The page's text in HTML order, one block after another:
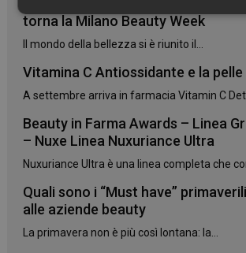
torna la Milano Beauty Week
Il mondo della bellezza si è riunito il...
Vitamina C Antiossidante e la
A settembre arriva in farmacia Vitamin C
Beauty in Farma Awards – Linea
– Nuxe Linea Nuxuriance Ultra
Nuxuriance Ultra è una linea completa che
Quali sono i “Must have”
alle aziende beauty
La primavera non è più così lontana: la...
Necessari
Necessari
sito web abilitandone funzionalità di base
protette del sito. Il sito web non è in grado
funzionare correttamente senza questi
NOME
FORNITORE